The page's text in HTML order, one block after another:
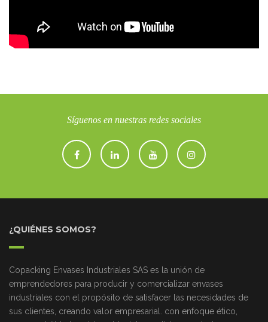
Síguenos en nuestras redes sociales
¿QUIÉNES SOMOS?
Copacking Envases Industriales SAS es la unión de
emprendedores para producir y comercializar envases
industriales con el propósito de satisfacer las necesidades de
sus clientes, creando valor empresarial. con enfoque ético,